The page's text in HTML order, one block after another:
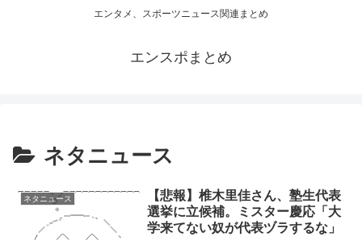
エンタメ、スポーツニュース関連まとめ
エンスポまとめ
ネタニュース
ネタニュース
【悲報】椎木里佳さん、塾生代表
選挙に立候補。ミスター慶応「大
学来てない奴が代表ヅラするな」